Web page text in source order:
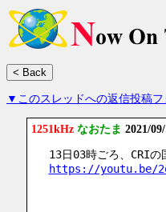
▼このスレッドへの返信投稿フ
1251kHz なおたま 2021/
13日03時ごろ、CRIの
https://youtu.be/